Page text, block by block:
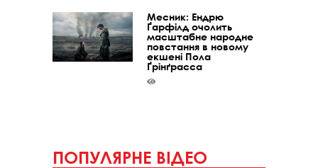
Месник: Ендрю
Ґарфілд очолить
масштабне народне
повстання в новому
екшені Пола
Ґрінґрасса
ПОПУЛЯРНЕ ВІДЕО